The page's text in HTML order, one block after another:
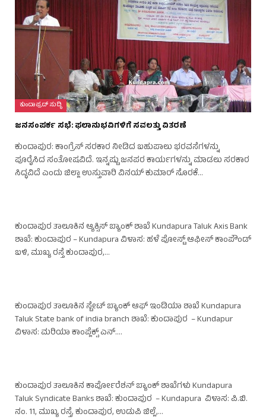
ಕುಂದಾಪ್ರದ್ ಸುದ್ಧಿ
ಜನಸಂಪರ್ಕ ಸಭೆ: ಫಲಾನುಭವಿಗಳಿಗೆ ಸವಲತ್ತು ವಿತರಣೆ
ಕುಂದಾಪುರ: ಕಾಂಗ್ರೆಸ್ ಸರಕಾರ ನೀಡಿದ ಬಹುಪಾಲು ಭರವಸೆಗಳನ್ನು
ಪೂರೈಸಿದ ಸಂತೋಷವಿದೆ. ಇನ್ನಷ್ಟು ಜನಪರ ಕಾರ್ಯಗಳನ್ನು ಮಾಡಲು ಸರಕಾರ
ಸಿದ್ಧವಿದೆ ಎಂದು ಜಿಲ್ಲಾ ಉಸ್ತುವಾರಿ ವಿನಯ್ ಕುಮಾರ್ ಸೊರಕೆ…
ಕುಂದಾಪುರ ತಾಲೂಕಿನ ಆ್ಯಕ್ಸಿಸ್ ಬ್ಯಾಂಕ್ ಶಾಖೆ Kundapura Taluk Axis Bank
ಶಾಖೆ: ಕುಂದಾಪುರ – Kundapura ವಿಳಾಸ: ಹಳೆ ಪೋಸ್ಟ್ ಆಫೀಸ್ ಕಾಂಪೌಂಡ್
ಬಳಿ, ಮುಖ್ಯ ರಸ್ತೆ ಕುಂದಾಪುರ,…
ಕುಂದಾಪುರ ತಾಲೂಕಿನ ಸ್ಟೇಟ್ ಬ್ಯಾಂಕ್ ಆಫ್ ಇಂಡಿಯಾ ಶಾಖೆ Kundapura
Taluk State bank of india branch ಶಾಖೆ: ಕುಂದಾಪುರ – Kundapur
ವಿಳಾಸ: ಮರಿಯಾ ಕಾಂಪ್ಲೆಕ್ಸ್ ಎನ್.…
ಕುಂದಾಪುರ ತಾಲೂಕಿನ ಕಾರ್ಪೋರೆಶನ್ ಬ್ಯಾಂಕ್ ಶಾಖೆಗಳು Kundapura
Taluk Syndicate Banks ಶಾಖೆ: ಕುಂದಾಪುರ – Kundapura ವಿಳಾಸ: ಪಿ.ಬಿ.
ನಂ. 11, ಮುಖ್ಯ ರಸ್ತೆ, ಕುಂದಾಪುರ, ಉಡುಪಿ ಜಿಲ್ಲೆ,…